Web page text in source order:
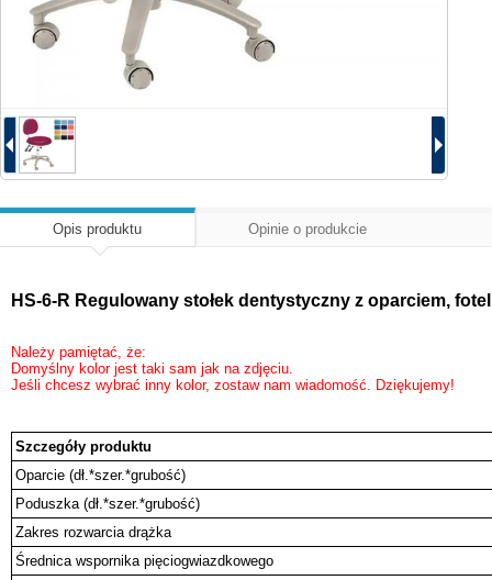
Opis produktu Opinie o produkcie
HS-6-R Regulowany stołek dentystyczny z oparciem,
Należy pamiętać, że:
Domyślny kolor jest taki sam jak na zdjęciu.
Jeśli chcesz wybrać inny kolor, zostaw nam wiadomość. Dziękujemy!
Szczegóły produktu
Oparcie (dł.*szer.*grubość)
Poduszka (dł.*szer.*grubość)
Zakres rozwarcia drążka
Średnica wspornika pięciogwiazdkowego